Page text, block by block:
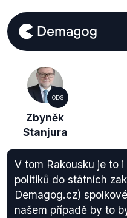
ODS
Zbyněk
Stanjura
V tom Rakousku je to
politiků do státních
Demagog.cz)
našem případě by to